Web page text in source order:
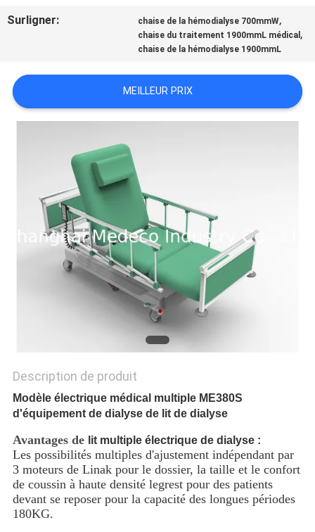
NOUVELLES
CAS
PLAN
PRIVACY
POLICY
Surligner: chaise de la hémodialyse 700mmW,
chaise du traitement 1900mmL médical ,
chaise de la hémodialyse 1900mmL
MEILLEUR PRIX
Description de produit
Modèle électrique médical multiple ME380S
d'équipement de dialyse de lit de dialyse
Avantages de lit multiple électrique de dialyse :
Les possibilités multiples d'ajustement indépendant par
3 moteurs de Linak pour le dossier, la taille et le confort
de coussin à haute densité legrest pour des patients
devant se reposer pour la capacité des longues périodes
180KG.